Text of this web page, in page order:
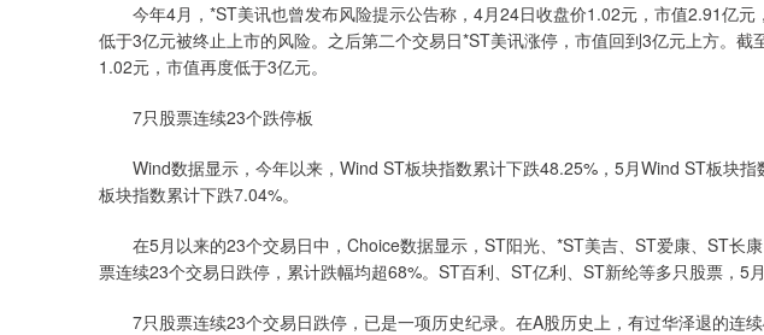
今年4月，*ST美讯也曾发布风险提示公告称，4月24日收盘价1.02元，市值2.91亿元
低于3亿元被终止上市的风险。之后第二个交易日*ST美讯涨停，市值回到3亿元上方。截
1.02元，市值再度低于3亿元。
7只股票连续23个跌停板
Wind数据显示，今年以来，Wind ST板块指数累计下跌48.25%，5月Wind ST板块指
板块指数累计下跌7.04%。
在5月以来的23个交易日中，Choice数据显示，ST阳光、*ST美吉、ST爱康、ST长
票连续23个交易日跌停，累计跌幅均超68%。ST百利、ST亿利、ST新纶等多只股票，5
7只股票连续23个交易日跌停，已是一项历史纪录。在A股历史上，有过华泽退的连续